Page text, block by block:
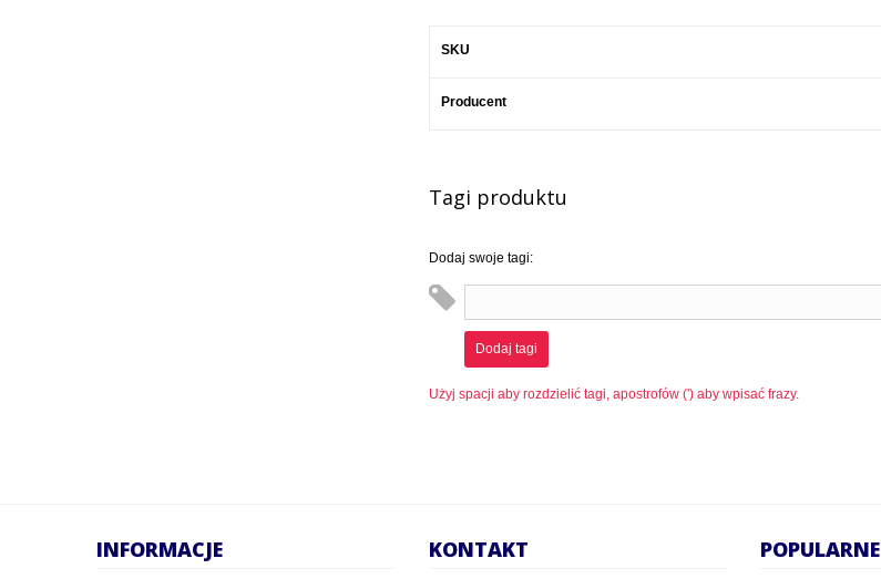
SKU
Producent
Tagi produktu
Dodaj swoje tagi:
Dodaj tagi
Użyj spacji aby rozdzielić tagi, apostrofów (') aby wpisać frazy.
INFORMACJE KONTAKT POPULARNE